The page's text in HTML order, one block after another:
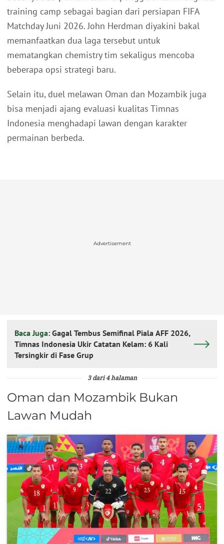
training camp sebagai bagian dari persiapan FIFA
Matchday Juni 2026. John Herdman diyakini bakal
memanfaatkan dua laga tersebut untuk
mematangkan chemistry tim sekaligus mencoba
beberapa opsi strategi baru.
Selain itu, duel melawan Oman dan Mozambik juga
bisa menjadi ajang evaluasi kualitas Timnas
Indonesia menghadapi lawan dengan karakter
permainan berbeda.
Advertisement
Baca Juga: Gagal Tembus Semifinal Piala AFF 2026,
Timnas Indonesia Ukir Catatan Kelam: 6 Kali
Tersingkir di Fase Grup
3 dari 4 halaman
Oman dan Mozambik Bukan
Lawan Mudah